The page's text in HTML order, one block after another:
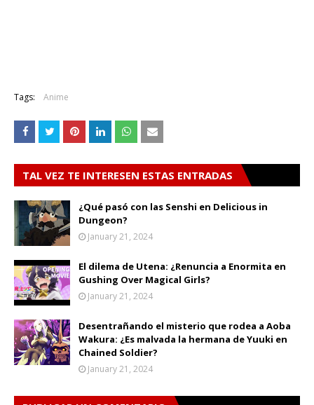
Tags: Anime
TAL VEZ TE INTERESEN ESTAS ENTRADAS
¿Qué pasó con las Senshi en Delicious in
Dungeon?
January 21, 2024
El dilema de Utena: ¿Renuncia a Enormita en
Gushing Over Magical Girls?
January 21, 2024
Desentrañando el misterio que rodea a Aoba
Wakura: ¿Es malvada la hermana de Yuuki en
Chained Soldier?
January 21, 2024